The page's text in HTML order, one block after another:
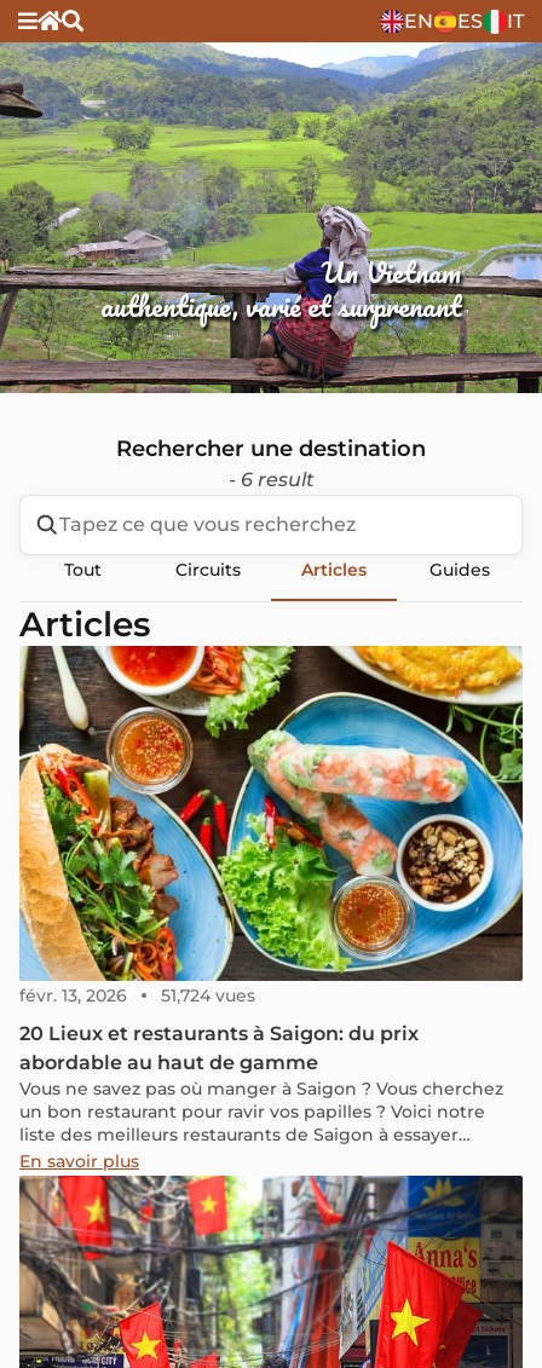
EN ES IT
Un Vietnam
authentique, varié et surprenant
Rechercher une destination
- 6 result
Tout Circuits Articles Guides
Articles
févr. 13, 2026 51,724 vues
20 Lieux et restaurants à Saigon: du prix
abordable au haut de gamme
Vous ne savez pas où manger à Saigon ? Vous cherchez
un bon restaurant pour ravir vos papilles ? Voici notre
liste des meilleurs restaurants de Saigon à essayer
absolument !
En savoir plus